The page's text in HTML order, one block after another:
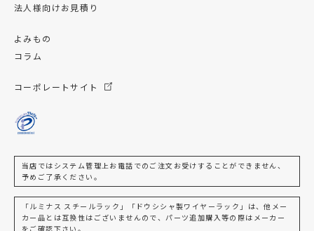
法人様向けお見積り
よみもの
コラム
コーポレートサイト
当店ではシステム管理上お電話でのご注文お受けすることができません、
予めご了承ください。
「ルミナス スチールラック」「ドウシシャ製ワイヤーラック」は、他メー
カー品とは互換性はございませんので、パーツ追加購入等の際はメーカー
をご確認下さい。